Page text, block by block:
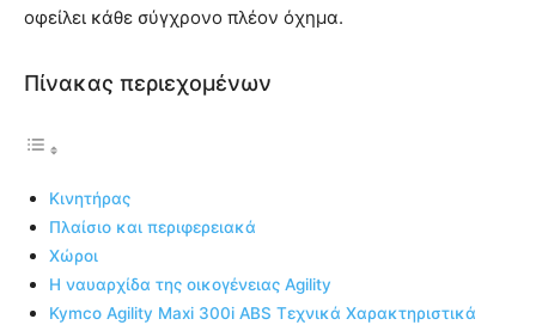
οφείλει κάθε σύγχρονο πλέον όχημα.
Πίνακας περιεχομένων
Κινητήρας
Πλαίσιο και περιφερειακά
Χώροι
Η ναυαρχίδα της οικογένειας Agility
Kymco Agility Maxi 300i ABS Τεχνικά Χαρακτηριστικά